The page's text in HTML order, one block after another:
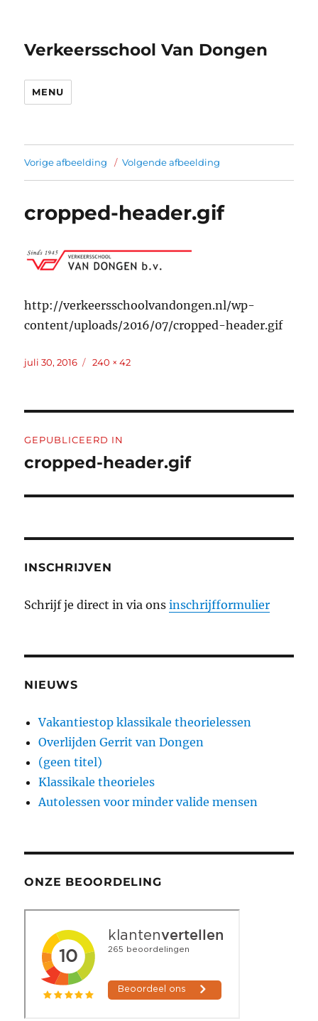
Verkeersschool Van Dongen
MENU
Vorige afbeelding Volgende afbeelding
cropped-header.gif
http://verkeersschoolvandongen.nl/wp-
content/uploads/2016/07/cropped-header.gif
Geplaatst
juli 30, 2016
Volledige
240 × 42
navigatie
GEPUBLICEERD IN
cropped-header.gif
INSCHRIJVEN
Schrijf je direct in via onsinschrijfformulier
NIEUWS
Vakantiestop klassikale theorielessen
Overlijden Gerrit van Dongen
(geen titel)
Klassikale theorieles
Autolessen voor minder valide mensen
ONZE BEOORDELING